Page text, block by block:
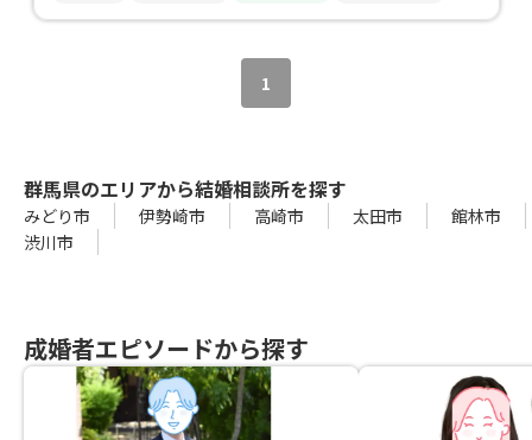
1
群馬県のエリアから結婚相談所を探す
みどり市 伊勢崎市 高崎市 太田市
館林市
渋川市
成婚者エピソードから探す